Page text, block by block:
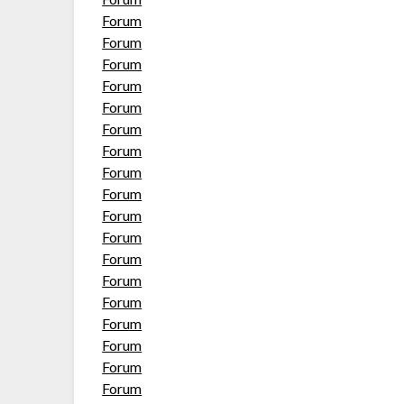
Forum
Forum
Forum
Forum
Forum
Forum
Forum
Forum
Forum
Forum
Forum
Forum
Forum
Forum
Forum
Forum
Forum
Forum